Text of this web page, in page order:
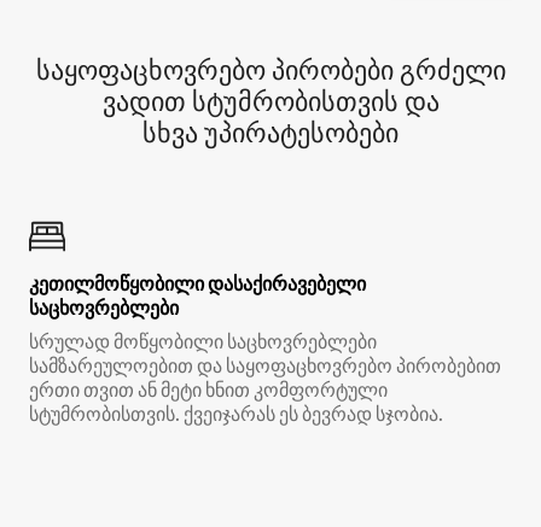
საყოფაცხოვრებო პირობები გრძელი
ვადით სტუმრობისთვის და
სხვა უპირატესობები
კეთილმოწყობილი დასაქირავებელი
საცხოვრებლები
სრულად მოწყობილი საცხოვრებლები
სამზარეულოებით და საყოფაცხოვრებო პირობებით
ერთი თვით ან მეტი ხნით კომფორტული
სტუმრობისთვის. ქვეიჯარას ეს ბევრად სჯობია.